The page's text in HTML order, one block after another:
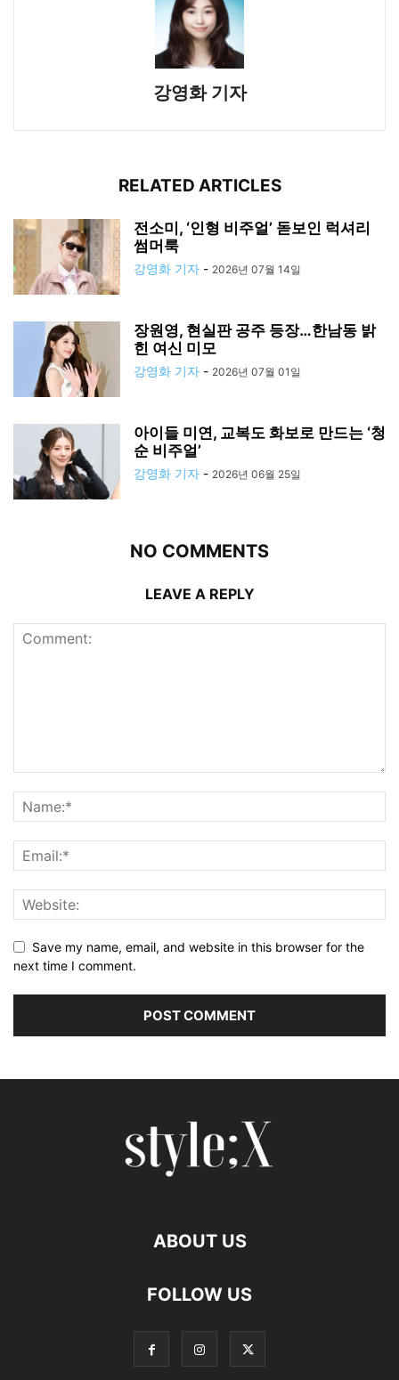
강영화 기자
RELATED ARTICLES
전소미, ‘인형 비주얼’ 돋보인 럭셔리
썸머룩
강영화 기자 - 2026년 07월 14일
장원영, 현실판 공주 등장…한남동 밝
힌 여신 미모
강영화 기자 - 2026년 07월 01일
아이들 미연, 교복도 화보로 만드는 ‘청
순 비주얼’
강영화 기자 - 2026년 06월 25일
NO COMMENTS
LEAVE A REPLY
Save my name, email, and website in this browser for the
next time I comment.
ABOUT US
FOLLOW US